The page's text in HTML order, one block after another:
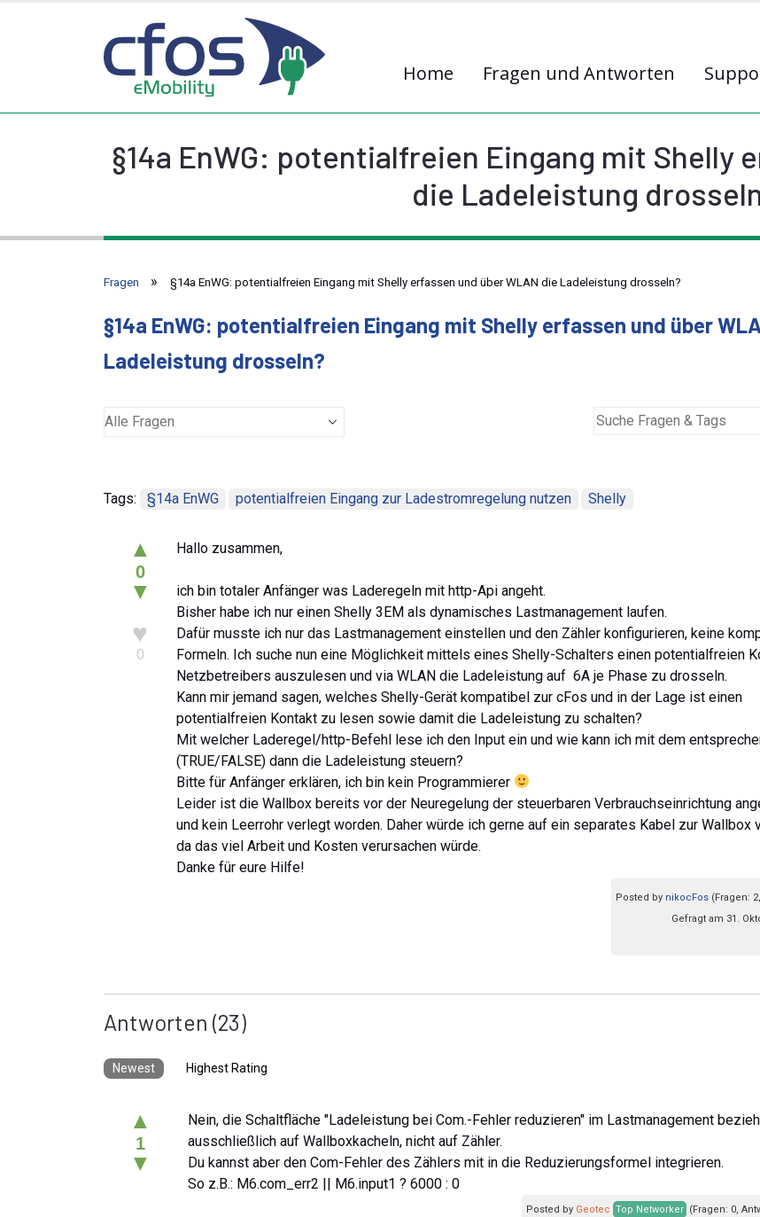
Home Fragen und Antworten
§14a EnWG: potentialfreien Eingang mit Shelly
die Ladeleistung
Fragen §14a EnWG: potentialfreien Eingang mit Shelly erfassen und über WLAN die Ladeleistung drosseln?
§14a EnWG: potentialfreien Eingang mit Shelly erfassen und über
Ladeleistung drosseln?
Tags: §14a EnWG potentialfreien Eingang zur Ladestromregelung nutzen Shelly
▲
0
▼
♥
0
Hallo zusammen,
ich bin totaler Anfänger was Laderegeln mit http-Api angeht.
Bisher habe ich nur einen Shelly 3EM als dynamisches Lastmanagement laufen.
Dafür musste ich nur das Lastmanagement einstellen und den Zähler konfigurieren, keine
Formeln. Ich suche nun eine Möglichkeit mittels eines Shelly-Schalters einen potentialfreien
Netzbetreibers auszulesen und via WLAN die Ladeleistung auf 6A je Phase zu drosseln.
Kann mir jemand sagen, welches Shelly-Gerät kompatibel zur cFos und in der Lage ist einen
potentialfreien Kontakt zu lesen sowie damit die Ladeleistung zu schalten?
Mit welcher Laderegel/http-Befehl lese ich den Input ein und wie kann ich mit dem
(TRUE/FALSE) dann die Ladeleistung steuern?
Bitte für Anfänger erklären, ich bin kein Programmierer
Leider ist die Wallbox bereits vor der Neuregelung der steuerbaren Verbrauchseinrichtung
und kein Leerrohr verlegt worden. Daher würde ich gerne auf ein separates Kabel zur Wallbox
da das viel Arbeit und Kosten verursachen würde.
Danke für eure Hilfe!
Posted by nikocFos (Fragen:
Gefragt am 31.
Antworten (23)
Newest Highest Rating
▲
1
▼
Nein, die Schaltfläche "Ladeleistung bei Com.-Fehler reduzieren" im Lastmanagement
ausschließlich auf Wallboxkacheln, nicht auf Zähler.
Du kannst aber den Com-Fehler des Zählers mit in die Reduzierungsformel integrieren.
So z.B.: M6.com_err2 || M6.input1 ? 6000 : 0
Posted by Geotec Top Networker (Fragen: 0,